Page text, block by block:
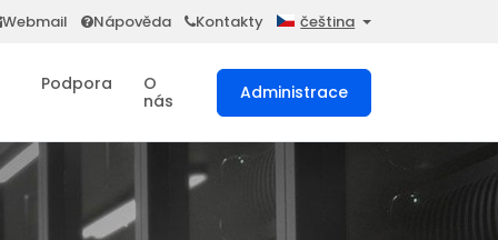
Webmail Nápověda Kontakty čeština
Podpora
O
nás
Administrace